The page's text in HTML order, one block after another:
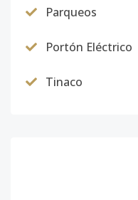
Parqueos
Portón Eléctrico
Tinaco